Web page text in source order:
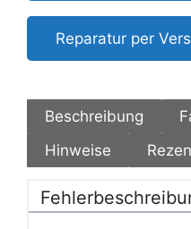
Reparatur per
Beschreibung
Hinweise